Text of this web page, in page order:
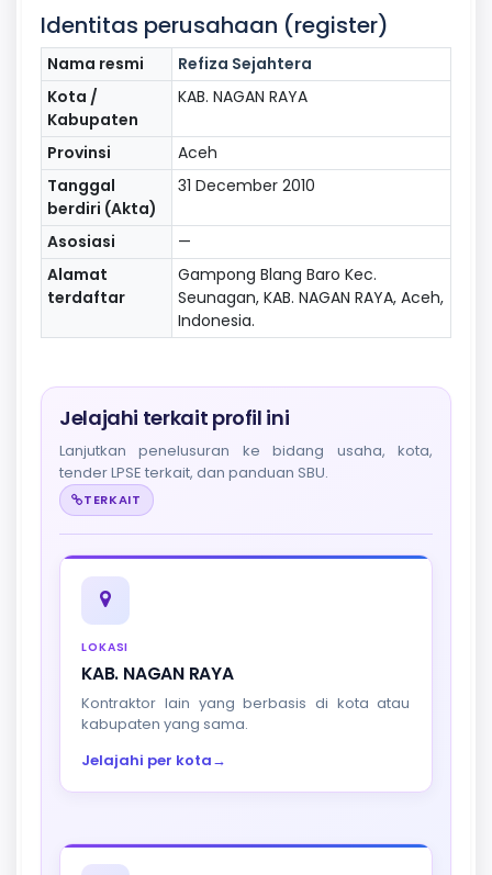
Identitas perusahaan (register)
Nama resmi
Refiza Sejahtera
Kota /
Kabupaten
KAB. NAGAN RAYA
Provinsi
Aceh
Tanggal
berdiri (Akta)
31 December 2010
Asosiasi
—
Alamat
terdaftar
Gampong Blang Baro Kec.
Seunagan, KAB. NAGAN RAYA, Aceh,
Indonesia.
Jelajahi terkait profil ini
Lanjutkan penelusuran ke bidang usaha, kota,
tender LPSE terkait, dan panduan SBU.
TERKAIT
LOKASI
KAB. NAGAN RAYA
Kontraktor lain yang berbasis di kota atau
kabupaten yang sama.
Jelajahi per kota→